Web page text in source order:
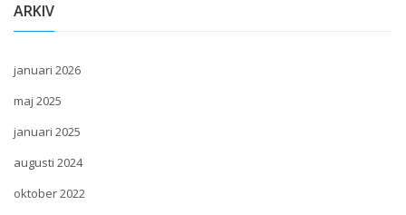
ARKIV
januari 2026
maj 2025
januari 2025
augusti 2024
oktober 2022